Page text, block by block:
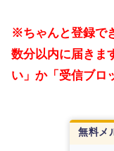
※ちゃんと登録で
数分以内に届きま
い」か「受信ブロ
無料メ